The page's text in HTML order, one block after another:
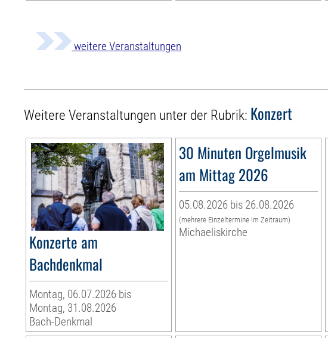
weitere Veranstaltungen
Weitere Veranstaltungen unter der Rubrik: Konzert
Konzerte am
Bachdenkmal
Montag, 06.07.2026 bis
Montag, 31.08.2026
Bach-Denkmal
30 Minuten Orgelmusik
am Mittag 2026
05.08.2026 bis 26.08.2026
(mehrere Einzeltermine im Zeitraum)
Michaeliskirche